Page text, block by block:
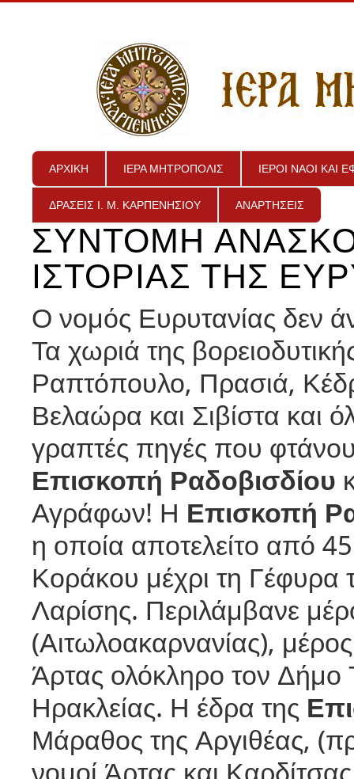
ΑΡΧΙΚΗ ΙΕΡΑ ΜΗΤΡΟΠΟΛΙΣ ΙΕΡΟΙ ΝΑΟΙ ΚΑΙ
ΔΡΑΣΕΙΣ Ι. Μ. ΚΑΡΠΕΝΗΣΙΟΥ ΑΝΑΡΤΗΣΕΙΣ
ΣΥΝΤΟΜΗ
ΙΣΤΟΡΙΑΣ ΤΗΣ
Ο νομός Ευρυτανίας δεν
Τα χωριά της
Ραπτόπουλο, Πρασιά,
Βελαώρα και Σιβίστα και
γραπτές πηγές που
Επισκοπή Ραδοβισδίου
Αγράφων! Η Επισκοπή
η οποία αποτελείτο από
Κοράκου μέχρι τη Γέφυρα
Λαρίσης. Περιλάμβανε
(Αιτωλοακαρνανίας),
Άρτας ολόκληρο τον Δήμο
Ηρακλείας. Η έδρα της
Μάραθος της Αργιθέας,
νομοί Άρτας και